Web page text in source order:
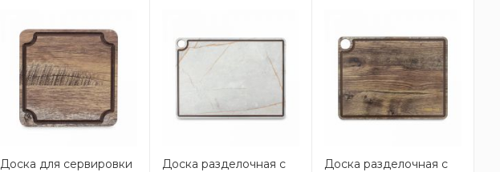
Доска для сервировки
Доска разделочная c
Доска разделочная c